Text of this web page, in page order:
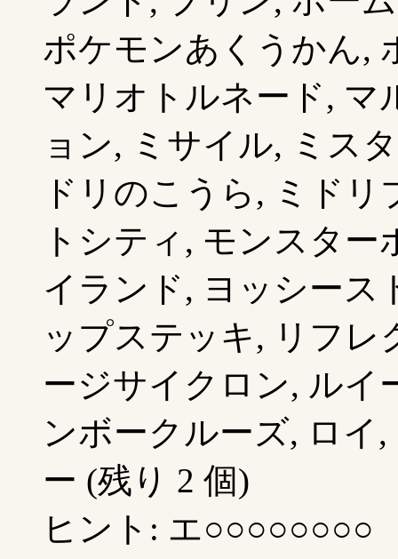
ポケモンあくうかん,
マリオトルネード, マ
ョン, ミサイル, ミス
ドリのこうら, ミド
トシティ, モンスタ
イランド, ヨッシース
ップステッキ, リフレ
ージサイクロン, ルイ
ンボークルーズ, ロイ
ー (残り 2 個)
ヒント: エ○○○○○○○○